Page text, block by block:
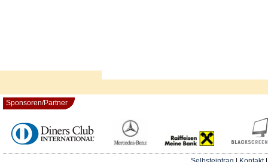
Sponsoren/Partner